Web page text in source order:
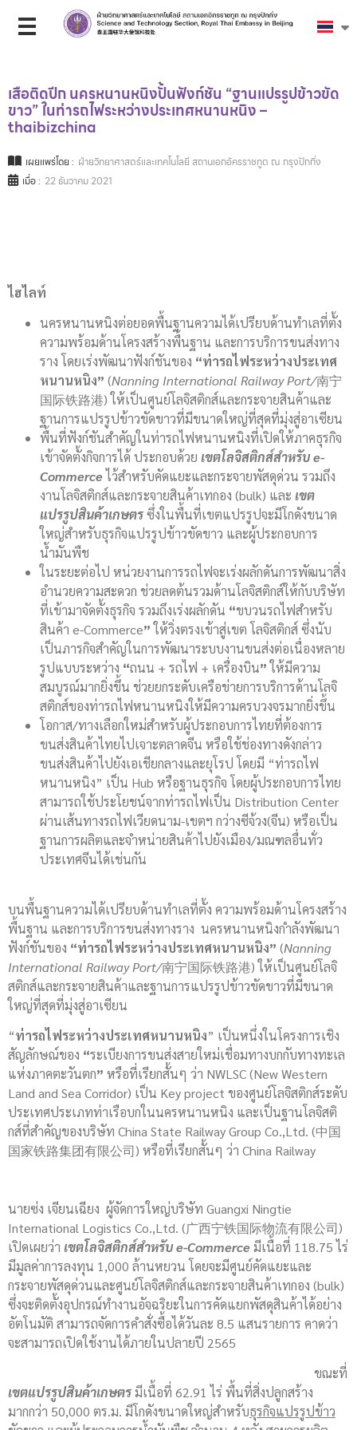
เสือติดปีก นครหนานหนิงปั้นฟังก์ชัน “ฐานแปรรูปข้าวขัด
ขาว” ในท่ารถไฟระหว่างประเทศหนานหนิง –
thaibizchina
เผยแพร่โดย : ฝ่ายวิทยาศาสตร์และเทคโนโลยี สถานเอกอัครราชทูต ณ กรุงปักกิ่ง
เมื่อ : 22 ธันวาคม 2021
ไฮไลท์
นครหนานหนิงต่อยอดพื้นฐานความได้เปรียบด้านทำเลที่ตั้ง
ความพร้อมด้านโครงสร้างพื้นฐาน และการบริการขนส่งทาง
ราง โดยเร่งพัฒนาฟังก์ชันของ “ท่ารถไฟระหว่างประเทศ
หนานหนิง” (Nanning International Railway Port/南宁
国际铁路港) ให้เป็นศูนย์โลจิสติกส์และกระจายสินค้าและ
ฐานการแปรรูปข้าวขัดขาวที่มีขนาดใหญ่ที่สุดที่มุ่งสู่อาเซียน
พื้นที่ฟังก์ชันสำคัญในท่ารถไฟหนานหนิงที่เปิดให้ภาคธุรกิจ
เข้าจัดตั้งกิจการได้ ประกอบด้วย เขตโลจิสติกส์สำหรับe-
Commerceไว้สำหรับคัดแยะและกระจายพัสดุด่วน รวมถึง
งานโลจิสติกส์และกระจายสินค้าเทกอง (bulk) และ เขต
แปรรูปสินค้าเกษตรซึ่งในพื้นที่เขตแปรรูปจะมีโกดังขนาด
ใหญ่สำหรับธุรกิจแปรรูปข้าวขัดขาว และผู้ประกอบการ
น้ำมันพืช
ในระยะต่อไป หน่วยงานการรถไฟจะเร่งผลักดันการพัฒนาสิ่ง
อำนวยความสะดวก ช่วยลดต้นรวมด้านโลจิสติกส์ให้กับบริษัท
ที่เข้ามาจัดตั้งธุรกิจ รวมถึงเร่งผลักดัน “ขบวนรถไฟสำหรับ
สินค้า e-Commerce”ให้วิ่งตรงเข้าสู่เขต โลจิสติกส์ ซึ่งนับ
เป็นภารกิจสำคัญในการพัฒนาระบบงานขนส่งต่อเนื่องหลาย
รูปแบบระหว่าง “ถนน + รถไฟ + เครื่องบิน”ให้มีความ
สมบูรณ์มากยิ่งขึ้น ช่วยยกระดับเครือข่ายการบริการด้านโลจิ
สติกส์ของท่ารถไฟหนานหนิงให้มีความครบวงจรมากยิ่งขึ้น
โอกาส/ทางเลือกใหม่สำหรับผู้ประกอบการไทยที่ต้องการ
ขนส่งสินค้าไทยไปเจาะตลาดจีน หรือใช้ช่องทางดังกล่าว
ขนส่งสินค้าไปยังเอเชียกลางและยุโรป โดยมี “ท่ารถไฟ
หนานหนิง” เป็น Hub หรือฐานธุรกิจ โดยผู้ประกอบการไทย
สามารถใช้ประโยชน์จากท่ารถไฟเป็น Distribution Center
ผ่านเส้นทางรถไฟเวียดนาม-เขตฯ กว่างซีจ้วง(จีน) หรือเป็น
ฐานการผลิตและจำหน่ายสินค้าไปยังเมือง/มณฑลอื่นทั่ว
ประเทศจีนได้เช่นกัน
บนพื้นฐานความได้เปรียบด้านทำเลที่ตั้ง ความพร้อมด้านโครงสร้าง
พื้นฐาน และการบริการขนส่งทางราง นครหนานหนิงกำลังพัฒนา
ฟังก์ชันของ “ท่ารถไฟระหว่างประเทศหนานหนิง” (Nanning
International Railway Port/南宁国际铁路港) ให้เป็นศูนย์โลจิ
สติกส์และกระจายสินค้าและฐานการแปรรูปข้าวขัดขาวที่มีขนาด
ใหญ่ที่สุดที่มุ่งสู่อาเซียน
“ท่ารถไฟระหว่างประเทศหนานหนิง” เป็นหนึ่งในโครงการเชิง
สัญลักษณ์ของ “ระเบียงการขนส่งสายใหม่เชื่อมทางบกกับทางทะเล
แห่งภาคตะวันตก” หรือที่เรียกสั้นๆ ว่า NWLSC (New Western
Land and Sea Corridor) เป็น Key project ของศูนย์โลจิสติกส์ระดับ
ประเทศประเภทท่าเรือบกในนครหนานหนิง และเป็นฐานโลจิสติ
กส์ที่สำคัญของบริษัท China State Railway Group Co.,Ltd. (中国
国家铁路集团有限公司) หรือที่เรียกสั้นๆ ว่า China Railway
นายซ่ง เจียนเฉียง ผู้จัดการใหญ่บริษัท Guangxi Ningtie
International Logistics Co.,Ltd. (广西宁铁国际物流有限公司)
เปิดเผยว่า เขตโลจิสติกส์สำหรับe-Commerceมีเนื้อที่ 118.75 ไร่
มีมูลค่าการลงทุน 1,000 ล้านหยวน โดยจะมีศูนย์คัดแยะและ
กระจายพัสดุด่วนและศูนย์โลจิสติกส์และกระจายสินค้าเทกอง (bulk)
ซึ่งจะติดตั้งอุปกรณ์ทำงานอัจฉริยะในการคัดแยกพัสดุสินค้าได้อย่าง
อัตโนมัติ สามารถจัดการคำสั่งซื้อได้วันละ 8.5 แสนรายการ คาดว่า
จะสามารถเปิดใช้งานได้ภายในปลายปี 2565
ขณะที่
เขตแปรรูปสินค้าเกษตรมีเนื้อที่ 62.91 ไร่ พื้นที่สิ่งปลูกสร้าง
มากกว่า 50,000 ตร.ม. มีโกดังขนาดใหญ่สำหรับธุรกิจแปรรูปข้าว